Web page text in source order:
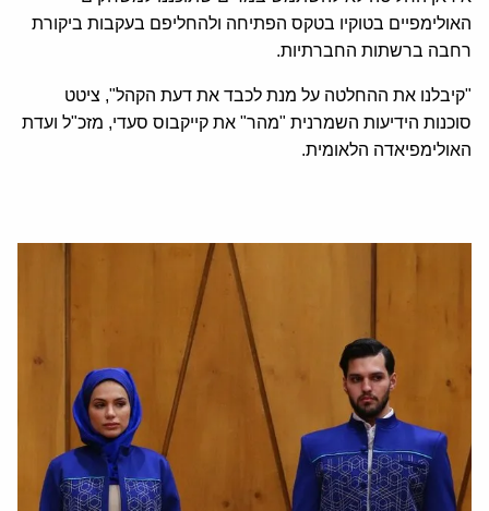
האולימפיים בטוקיו בטקס הפתיחה ולהחליפם בעקבות ביקורת
רחבה ברשתות החברתיות.
"קיבלנו את ההחלטה על מנת לכבד את דעת הקהל", ציטט
סוכנות הידיעות השמרנית "מהר" את קייקבוס סעדי, מזכ"ל ועדת
האולימפיאדה הלאומית.